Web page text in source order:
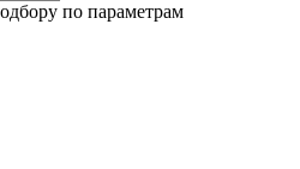
по параметрам